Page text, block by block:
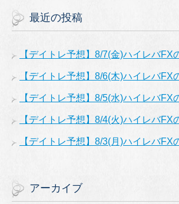
最近の投稿
【デイトレ予想】8/7(金)ハイレバFX
【デイトレ予想】8/6(木)ハイレバFX
【デイトレ予想】8/5(水)ハイレバFX
【デイトレ予想】8/4(火)ハイレバFX
【デイトレ予想】8/3(月)ハイレバFX
アーカイブ